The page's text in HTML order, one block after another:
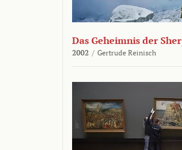
Das Geheimnis der
2002 / Gertrude Reinisch